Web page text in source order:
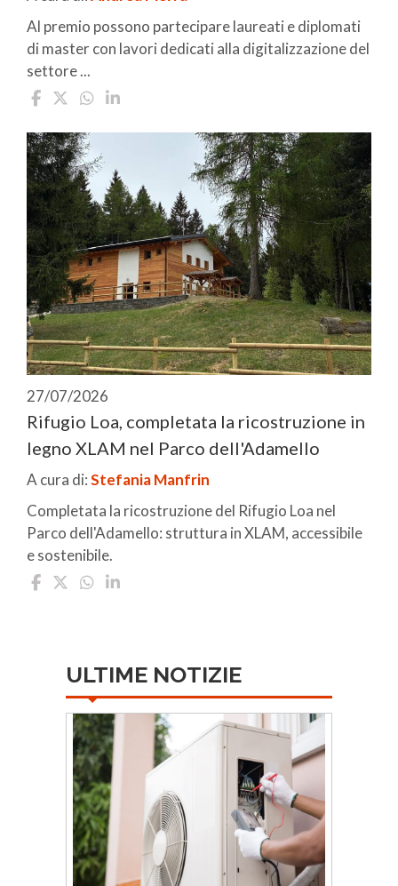
Al premio possono partecipare laureati e diplomati
di master con lavori dedicati alla digitalizzazione del
settore ...
27/07/2026
Rifugio Loa, completata la ricostruzione in
legno XLAM nel Parco dell'Adamello
A cura di:Stefania Manfrin
Completata la ricostruzione del Rifugio Loa nel
Parco dell'Adamello: struttura in XLAM, accessibile
e sostenibile.
ULTIME NOTIZIE